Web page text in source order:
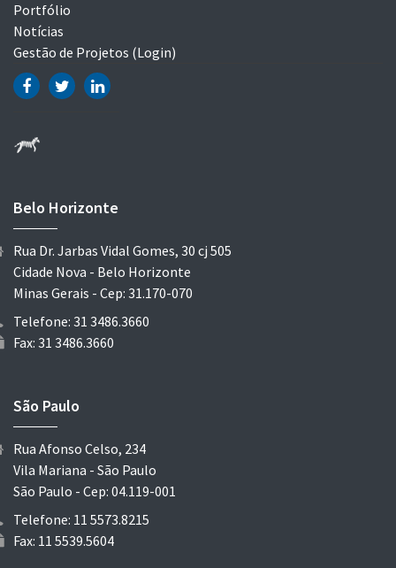
Portfólio
Notícias
Gestão de Projetos (Login)
Belo Horizonte
Rua Dr. Jarbas Vidal Gomes, 30 cj 505
Cidade Nova - Belo Horizonte
Minas Gerais - Cep: 31.170-070
Telefone: 31 3486.3660
Fax: 31 3486.3660
São Paulo
Rua Afonso Celso, 234
Vila Mariana - São Paulo
São Paulo - Cep: 04.119-001
Telefone: 11 5573.8215
Fax: 11 5539.5604